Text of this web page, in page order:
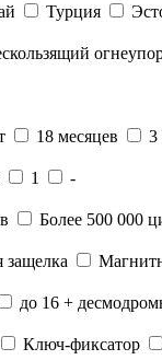
Турция
18 месяцев 3
1
-
Более 500 000
защелка
до 16 +
Ключ-фиксатор